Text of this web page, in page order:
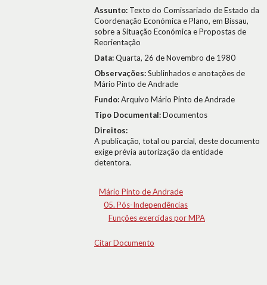
Assunto: Texto do Comissariado de Estado da
Coordenação Económica e Plano, em Bissau,
sobre a Situação Económica e Propostas de
Reorientação
Data:Quarta, 26 de Novembro de 1980
Observações:Sublinhados e anotações de
Mário Pinto de Andrade
Fundo:Arquivo Mário Pinto de Andrade
Tipo Documental:Documentos
Direitos:
A publicação, total ou parcial, deste documento
exige prévia autorização da entidade
detentora.
Mário Pinto de Andrade
05. Pós-Independências
Funções exercidas por MPA
Citar Documento